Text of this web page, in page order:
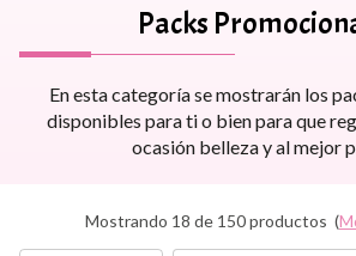
Packs
En esta categoría se mostrarán los
disponibles para ti o bien para que
ocasión belleza y al mejor
Mostrando 18 de 150 productos (